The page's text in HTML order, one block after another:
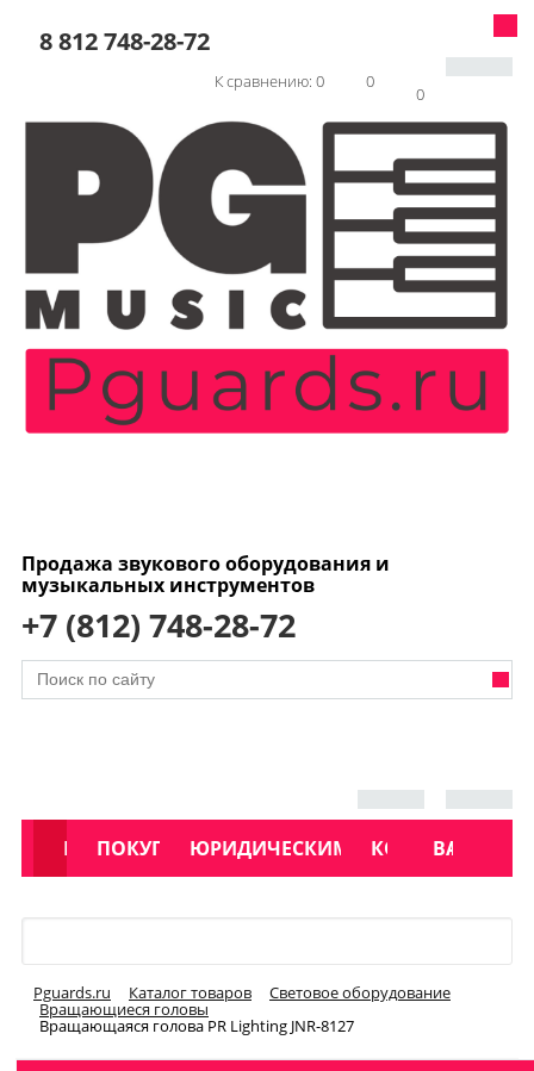
8 812 748-28-72
0
0
К сравнению: 0
Продажа звукового оборудования и
музыкальных инструментов
+7 (812) 748-28-72
АКЦИИ
КАТАЛОГ
ПОКУПАТЕЛЯМЮРИДИЧЕСКИМ ЛИЦАМКОНТАКТЫ
УСЛУГИ
Pguards.ru Каталог товаров Световое оборудование
Вращающиеся головы
Вращающаяся голова PR Lighting JNR-8127